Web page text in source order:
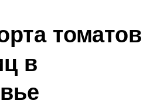
томатов
в